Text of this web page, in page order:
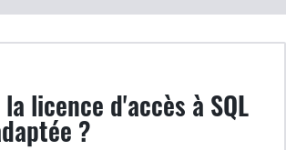
licence d'accès à SQL
?